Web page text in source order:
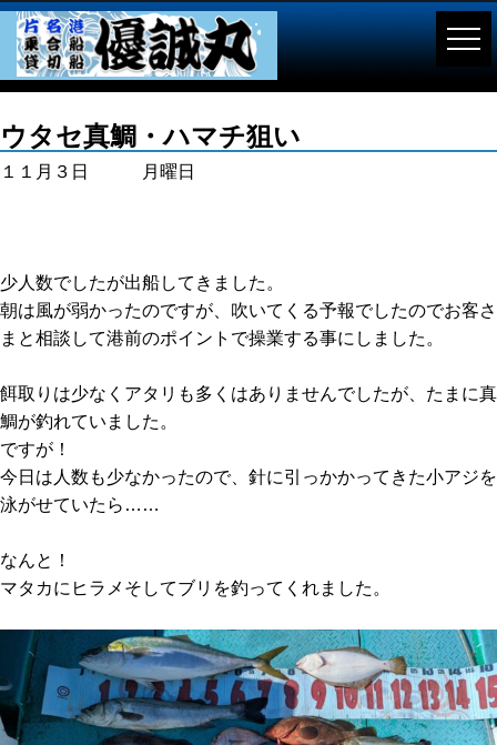
ウタセ真鯛・ハマチ狙い
１１月３日 月曜日
少人数でしたが出船してきました。
朝は風が弱かったのですが、吹いてくる予報でしたのでお客さ
まと相談して港前のポイントで操業する事にしました。
餌取りは少なくアタリも多くはありませんでしたが、たまに真
鯛が釣れていました。
ですが！
今日は人数も少なかったので、針に引っかかってきた小アジを
泳がせていたら……
なんと！
マタカにヒラメそしてブリを釣ってくれました。